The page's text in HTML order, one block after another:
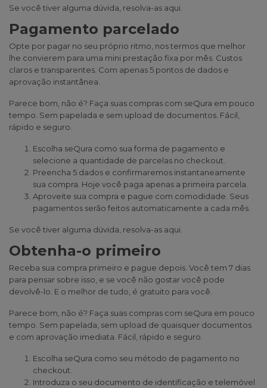
Se você tiver alguma dúvida, resolva-as aqui
Pagamento parcelado
Opte por pagar no seu próprio ritmo, nos termos que melhor
lhe convierem para uma mini prestação fixa por mês. Custos
claros e transparentes. Com apenas 5 pontos de dados e
aprovação instantânea.
Parece bom, não é? Faça suas compras com seQura em pouco
tempo. Sem papelada e sem upload de documentos. Fácil,
rápido e seguro.
Escolha seQura como sua forma de pagamento e
selecione a quantidade de parcelas no checkout.
Preencha 5 dados e confirmaremos instantaneamente
sua compra. Hoje você paga apenas a primeira parcela.
Aproveite sua compra e pague com comodidade. Seus
pagamentos serão feitos automaticamente a cada mês.
Se você tiver alguma dúvida, resolva-as aqui
Obtenha-o primeiro
Receba sua compra primeiro e pague depois. Você tem 7 dias
para pensar sobre isso, e se você não gostar você pode
devolvê-lo. E o melhor de tudo, é gratuito para você.
Parece bom, não é? Faça suas compras com seQura em pouco
tempo. Sem papelada, sem upload de quaisquer documentos
e com aprovação imediata. Fácil, rápido e seguro.
Escolha seQura como seu método de pagamento no
checkout.
Introduza o seu documento de identificação e telemóvel